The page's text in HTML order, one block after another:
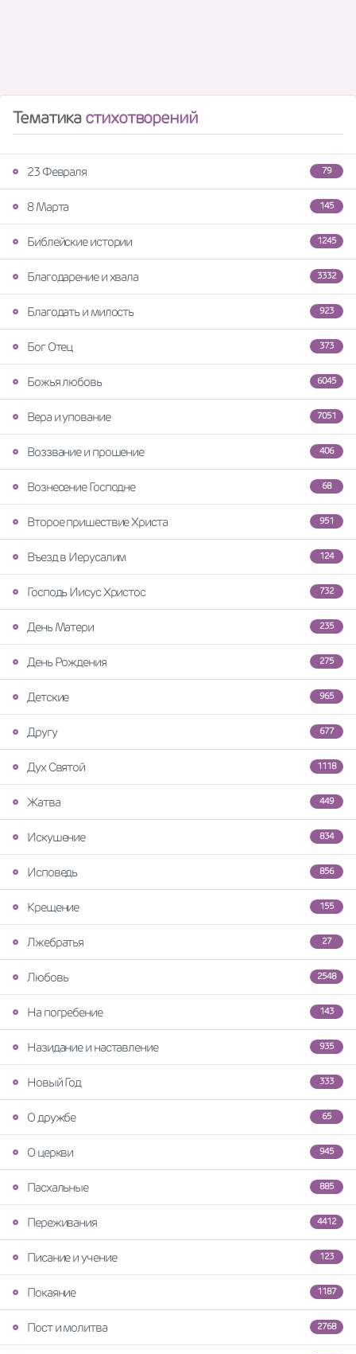
Тематикастихотворений
79
23 Февраля
145
8 Марта
1245
Библейские истории
3332
Благодарение и хвала
923
Благодать и милость
373
Бог Отец
6045
Божья любовь
7051
Вера и упование
406
Воззвание и прошение
68
Вознесение Господне
951
Второе пришествие Христа
124
Въезд в Иерусалим
732
Господь Иисус Христос
235
День Матери
275
День Рождения
965
Детские
677
Другу
1118
Дух Святой
449
Жатва
834
Искушение
856
Исповедь
155
Крещение
27
Лжебратья
2548
Любовь
143
На погребение
935
Назидание и наставление
333
Новый Год
65
О дружбе
945
О церкви
885
Пасхальные
4412
Переживания
123
Писание и учение
1187
Покаяние
2768
Пост и молитва